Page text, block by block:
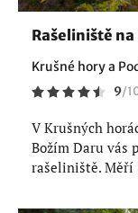
Rašeliniště na
Krušné hory a
9/
V Krušných
Božím Daru vás
rašeliniště. Měří